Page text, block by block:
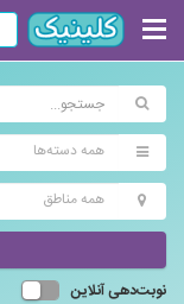
همه دسته‌ها
همه مناطق
نوبت‌دهی آنلاین